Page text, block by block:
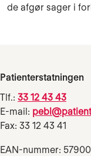
de afgør sager i
Patienterstatningen
Tlf.: 33 12 43 43
E-mail:
Fax: 33 12 43 41
EAN-nummer: